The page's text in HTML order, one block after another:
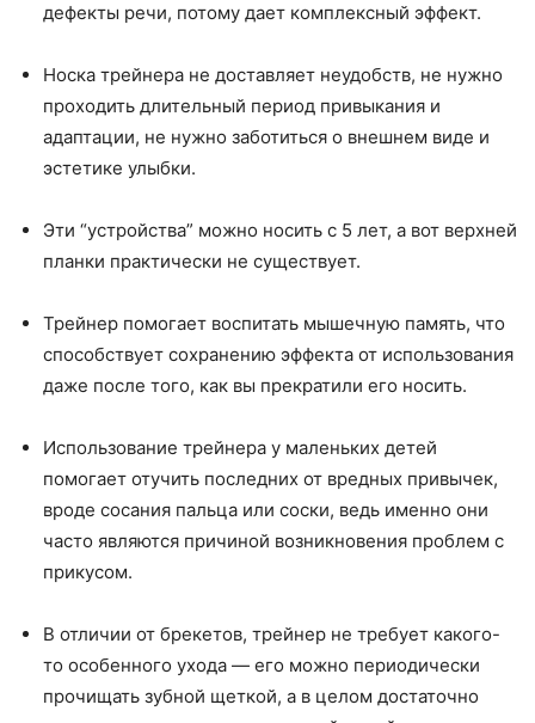
дефекты речи, потому дает комплексный эффект.
Носка трейнера не доставляет неудобств, не нужно
проходить длительный период привыкания и
адаптации, не нужно заботиться о внешнем виде и
эстетике улыбки.
Эти “устройства” можно носить с 5 лет, а вот верхней
планки практически не существует.
Трейнер помогает воспитать мышечную память, что
способствует сохранению эффекта от использования
даже после того, как вы прекратили его носить.
Использование трейнера у маленьких детей
помогает отучить последних от вредных привычек,
вроде сосания пальца или соски, ведь именно они
часто являются причиной возникновения проблем с
прикусом.
В отличии от брекетов, трейнер не требует какого-
то особенного ухода — его можно периодически
прочищать зубной щеткой, а в целом достаточно